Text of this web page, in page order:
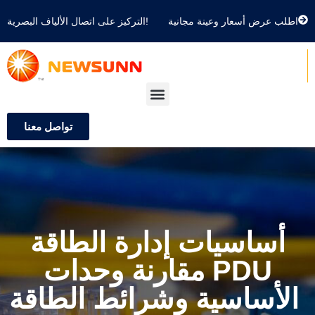
التركيز على اتصال الألياف البصرية! اطلب عرض أسعار وعينة مجانية
تواصل معنا
أساسيات إدارة الطاقة
مقارنة وحدات PDU
الأساسية وشرائط الطاقة